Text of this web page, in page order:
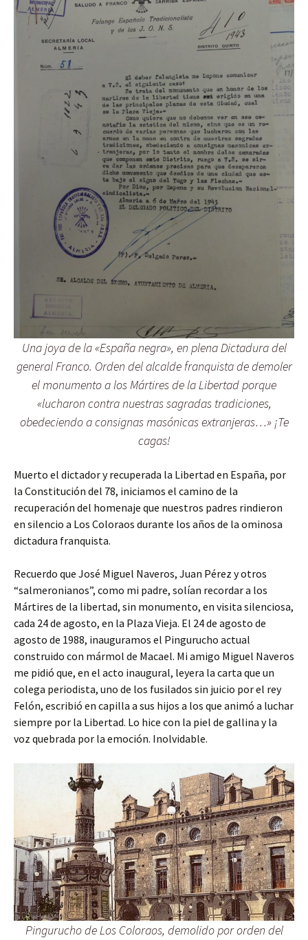
Una joya de la «España negra», en plena Dictadura del
general Franco. Orden del alcalde franquista de demoler
el monumento a los Mártires de la Libertad porque
«lucharon contra nuestras sagradas tradiciones,
obedeciendo a consignas masónicas extranjeras…» ¡Te
cagas!
Muerto el dictador y recuperada la Libertad en España, por
la Constitución del 78, iniciamos el camino de la
recuperación del homenaje que nuestros padres rindieron
en silencio a Los Coloraos durante los años de la ominosa
dictadura franquista.
Recuerdo que José Miguel Naveros, Juan Pérez y otros
“salmeronianos”, como mi padre, solían recordar a los
Mártires de la libertad, sin monumento, en visita silenciosa,
cada 24 de agosto, en la Plaza Vieja. El 24 de agosto de
agosto de 1988, inauguramos el Pingurucho actual
construido con mármol de Macael. Mi amigo Miguel Naveros
me pidió que, en el acto inaugural, leyera la carta que un
colega periodista, uno de los fusilados sin juicio por el rey
Felón, escribió en capilla a sus hijos a los que animó a luchar
siempre por la Libertad. Lo hice con la piel de gallina y la
voz quebrada por la emoción. Inolvidable.
Pingurucho de Los Coloraos, demolido por orden del